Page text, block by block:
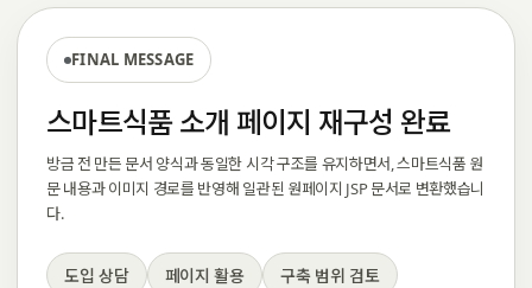
FINAL MESSAGE
스마트식품 소개 페이지 재구성 완료
방금 전 만든 문서 양식과 동일한 시각 구조를 유지하면서, 스마트식품 원
문 내용과 이미지 경로를 반영해 일관된 원페이지 JSP 문서로 변환했습니
다.
도입 상담 페이지 활용 구축 범위 검토